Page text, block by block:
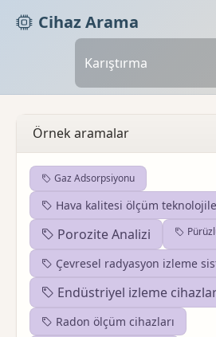
Cihaz Arama
Örnek aramalar
Gaz Adsorpsiyonu
Hava kalitesi ölçüm
Porozite Analizi
Çevresel radyasyon izleme
Endüstriyel izleme
Radon ölçüm cihazları